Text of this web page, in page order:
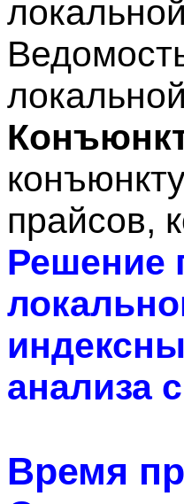
прайсов,
Решение
анализа
Время